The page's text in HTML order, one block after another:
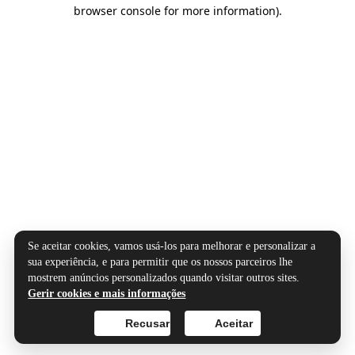
browser console for more information).
Se aceitar cookies, vamos usá-los para melhorar e personalizar a
sua experiência, e para permitir que os nossos parceiros lhe
mostrem anúncios personalizados quando visitar outros sites.
Gerir cookies e mais informações
Aceitar
Recusar